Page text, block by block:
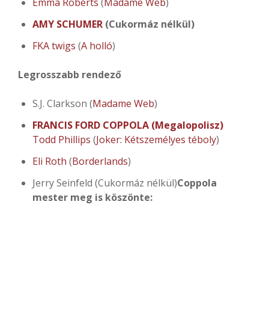
AMY SCHUMER (Cukormáz nélkül)
FKA twigs (A holló)
Legrosszabb rendező
S.J. Clarkson (Madame Web)
FRANCIS FORD COPPOLA (Megalopolisz)
Todd Phillips (Joker: Kétszemélyes téboly)
Eli Roth (Borderlands)
Jerry Seinfeld (Cukormáz nélkül)Coppola
mester meg is köszönte: